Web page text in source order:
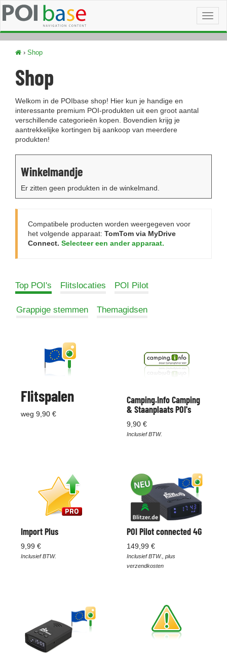
› Shop
Shop
Welkom in de POIbase shop! Hier kun je handige en
interessante premium POI-produkten uit een groot aantal
verschillende categorieën kopen. Bovendien krijg je
aantrekkelijke kortingen bij aankoop van meerdere
produkten!
Winkelmandje
Er zitten geen produkten in de winkelmand.
Compatibele producten worden weergegeven voor
het volgende apparaat: TomTom via MyDrive
Connect. Selecteer een ander apparaat.
Top POI's Flitslocaties POI Pilot
Grappige stemmen Themagidsen
Flitspalen
weg 9,90 €
Camping.Info Camping
& Staanplaats POI's
9,90 €
Inclusief BTW.
Import Plus
9,99 €
Inclusief BTW.
POI Pilot connected 4G
149,99 €
Inclusief BTW., plus
verzendkosten